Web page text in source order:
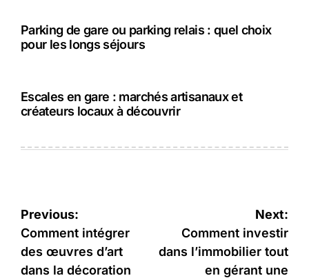
Parking de gare ou parking relais : quel choix
pour les longs séjours
Escales en gare : marchés artisanaux et
créateurs locaux à découvrir
Navigation
de
l’article
Previous:
Comment intégrer
des œuvres d’art
dans la décoration
Next:
Comment investir
dans l’immobilier tout
en gérant une